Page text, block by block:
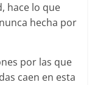
hace lo que
hecha por
por las que
caen en esta